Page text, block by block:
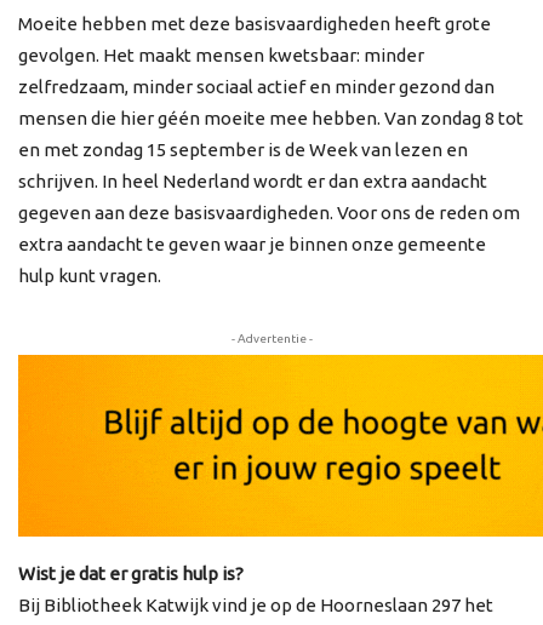
Moeite hebben met deze basisvaardigheden heeft grote
gevolgen. Het maakt mensen kwetsbaar: minder
zelfredzaam, minder sociaal actief en minder gezond dan
mensen die hier géén moeite mee hebben. Van zondag 8 tot
en met zondag 15 september is de Week van lezen en
schrijven. In heel Nederland wordt er dan extra aandacht
gegeven aan deze basisvaardigheden. Voor ons de reden om
extra aandacht te geven waar je binnen onze gemeente
hulp kunt vragen.
- Advertentie -
Wist je dat er gratis hulp is?
Bij Bibliotheek Katwijk vind je op de Hoorneslaan 297 het